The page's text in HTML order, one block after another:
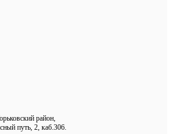
район,
путь, 2, каб.306.